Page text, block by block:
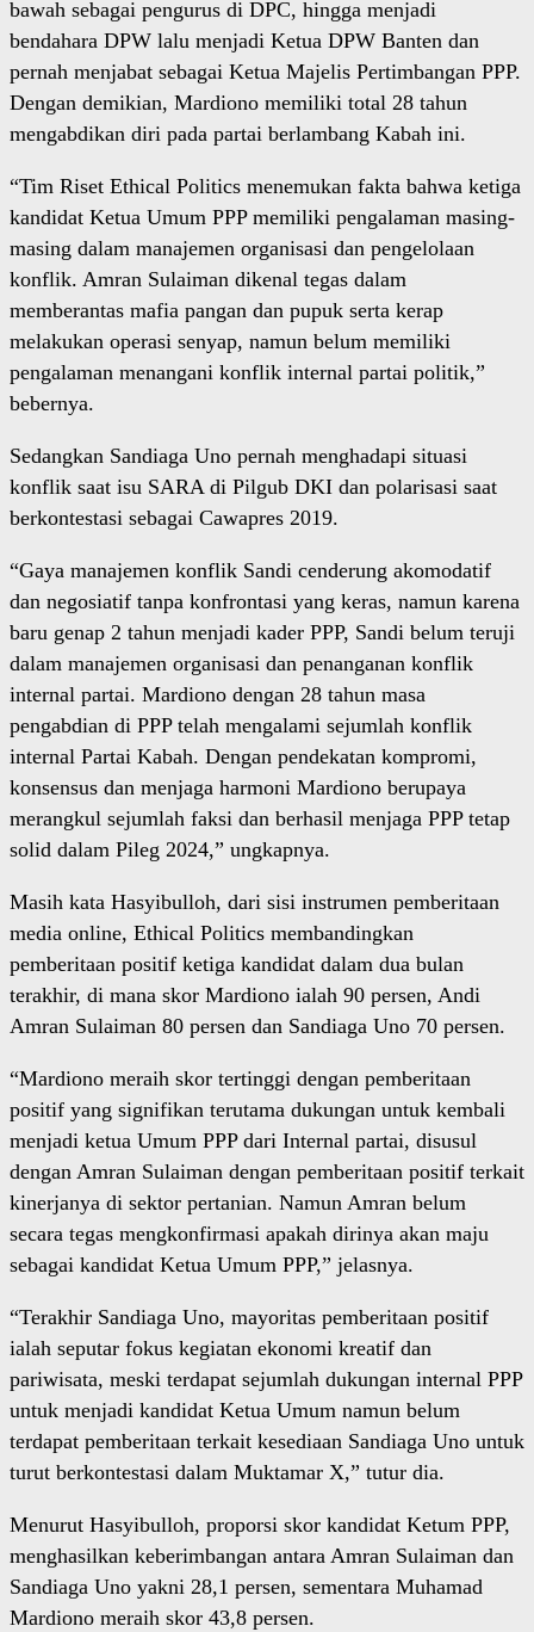
bawah sebagai pengurus di DPC, hingga menjadi
bendahara DPW lalu menjadi Ketua DPW Banten dan
pernah menjabat sebagai Ketua Majelis Pertimbangan PPP.
Dengan demikian, Mardiono memiliki total 28 tahun
mengabdikan diri pada partai berlambang Kabah ini.
“Tim Riset Ethical Politics menemukan fakta bahwa ketiga
kandidat Ketua Umum PPP memiliki pengalaman masing-
masing dalam manajemen organisasi dan pengelolaan
konflik. Amran Sulaiman dikenal tegas dalam
memberantas mafia pangan dan pupuk serta kerap
melakukan operasi senyap, namun belum memiliki
pengalaman menangani konflik internal partai politik,”
bebernya.
Sedangkan Sandiaga Uno pernah menghadapi situasi
konflik saat isu SARA di Pilgub DKI dan polarisasi saat
berkontestasi sebagai Cawapres 2019.
“Gaya manajemen konflik Sandi cenderung akomodatif
dan negosiatif tanpa konfrontasi yang keras, namun karena
baru genap 2 tahun menjadi kader PPP, Sandi belum teruji
dalam manajemen organisasi dan penanganan konflik
internal partai. Mardiono dengan 28 tahun masa
pengabdian di PPP telah mengalami sejumlah konflik
internal Partai Kabah. Dengan pendekatan kompromi,
konsensus dan menjaga harmoni Mardiono berupaya
merangkul sejumlah faksi dan berhasil menjaga PPP tetap
solid dalam Pileg 2024,” ungkapnya.
Masih kata Hasyibulloh, dari sisi instrumen pemberitaan
media online, Ethical Politics membandingkan
pemberitaan positif ketiga kandidat dalam dua bulan
terakhir, di mana skor Mardiono ialah 90 persen, Andi
Amran Sulaiman 80 persen dan Sandiaga Uno 70 persen.
“Mardiono meraih skor tertinggi dengan pemberitaan
positif yang signifikan terutama dukungan untuk kembali
menjadi ketua Umum PPP dari Internal partai, disusul
dengan Amran Sulaiman dengan pemberitaan positif terkait
kinerjanya di sektor pertanian. Namun Amran belum
secara tegas mengkonfirmasi apakah dirinya akan maju
sebagai kandidat Ketua Umum PPP,” jelasnya.
“Terakhir Sandiaga Uno, mayoritas pemberitaan positif
ialah seputar fokus kegiatan ekonomi kreatif dan
pariwisata, meski terdapat sejumlah dukungan internal PPP
untuk menjadi kandidat Ketua Umum namun belum
terdapat pemberitaan terkait kesediaan Sandiaga Uno untuk
turut berkontestasi dalam Muktamar X,” tutur dia.
Menurut Hasyibulloh, proporsi skor kandidat Ketum PPP,
menghasilkan keberimbangan antara Amran Sulaiman dan
Sandiaga Uno yakni 28,1 persen, sementara Muhamad
Mardiono meraih skor 43,8 persen.